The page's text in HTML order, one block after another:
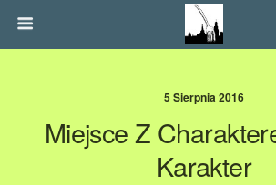
5 Sierpnia 2016
Miejsce Z
Karakter